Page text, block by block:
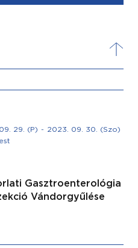
29. (P) - 2023. 09. 30. (Szo)
Gasztroenterológia
Vándorgyűlése